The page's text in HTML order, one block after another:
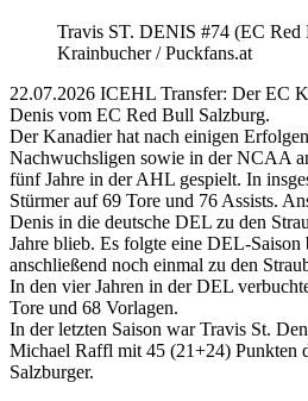
Travis ST. DENIS #74 (EC
Krainbucher / Puckfans.at
22.07.2026 ICEHL Transfer: Der EC
Denis vom EC Red Bull Salzburg.
Der Kanadier hat nach einigen
Nachwuchsligen sowie in der NCAA
fünf Jahre in der AHL gespielt. In
Stürmer auf 69 Tore und 76 Assists.
Denis in die deutsche DEL zu den
Jahre blieb. Es folgte eine DEL-
anschließend noch einmal zu den
In den vier Jahren in der DEL
Tore und 68 Vorlagen.
In der letzten Saison war Travis St.
Michael Raffl mit 45 (21+24) Punkten
Salzburger.